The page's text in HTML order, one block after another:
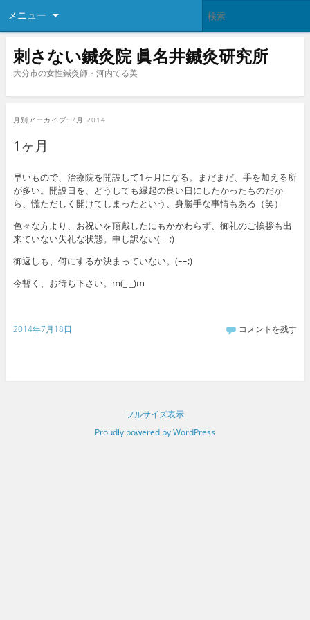
メニュー
刺さない鍼灸院 眞名井鍼灸研究所
大分市の女性鍼灸師・河内てる美
月別アーカイブ: 7月 2014
1ヶ月
早いもので、治療院を開設して1ヶ月になる。まだまだ、手を加える所
が多い。開設日を、どうしても縁起の良い日にしたかったものだか
ら、慌ただしく開けてしまったという、身勝手な事情もある（笑）
色々な方より、お祝いを頂戴したにもかかわらず、御礼のご挨拶も出
来ていない失礼な状態。申し訳ない(ｰｰ;)
御返しも、何にするか決まっていない。(ｰｰ;)
今暫く、お待ち下さい。m(_ _)m
2014年7月18日 コメントを残す
フルサイズ表示
Proudly powered by WordPress